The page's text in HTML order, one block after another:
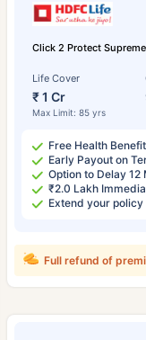
Click 2 Protect
Life Cover
₹ 1 Cr
Max Limit: 85 yrs
Free Health
Early Payout on
Option to Delay 12
₹2.0 Lakh
Extend your
Full refund of